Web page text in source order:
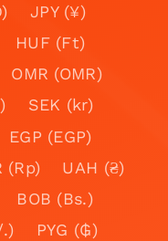
JPY (¥)
HUF (Ft)
OMR (OMR)
SEK (kr)
EGP (EGP)
(Rp)
UAH (₴)
BOB (Bs.)
.)
PYG (₲)